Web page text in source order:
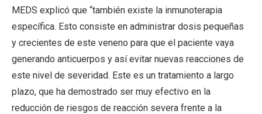
MEDS explicó que “también existe la inmunoterapia
específica. Esto consiste en administrar dosis pequeñas
y crecientes de este veneno para que el paciente vaya
generando anticuerpos y así evitar nuevas reacciones de
este nivel de severidad. Este es un tratamiento a largo
plazo, que ha demostrado ser muy efectivo en la
reducción de riesgos de reacción severa frente a la